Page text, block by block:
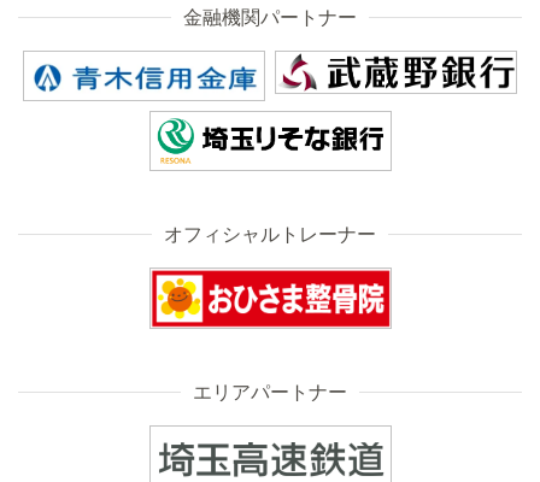
金融機関パートナー
オフィシャルトレーナー
エリアパートナー